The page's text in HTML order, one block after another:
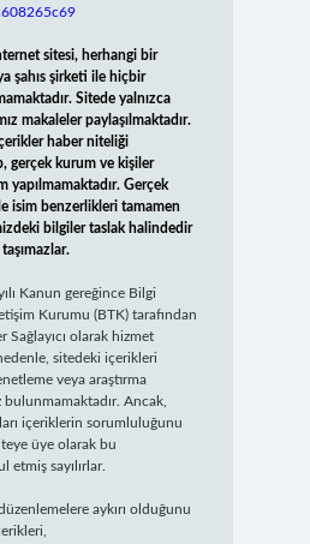
sitesi, herhangi bir
şahıs şirketi ile hiçbir
Sitede yalnızca
makaleler paylaşılmaktadır.
haber niteliği
gerçek kurum ve kişiler
yapılmamaktadır. Gerçek
isim benzerlikleri tamamen
bilgiler taslak halindedir
Kanun gereğince Bilgi
Kurumu (BTK) tarafından
Sağlayıcı olarak hizmet
sitedeki içerikleri
veya araştırma
Ancak,
içeriklerin sorumluluğunu
üye olarak bu
etmiş sayılırlar.
aykırı olduğunu